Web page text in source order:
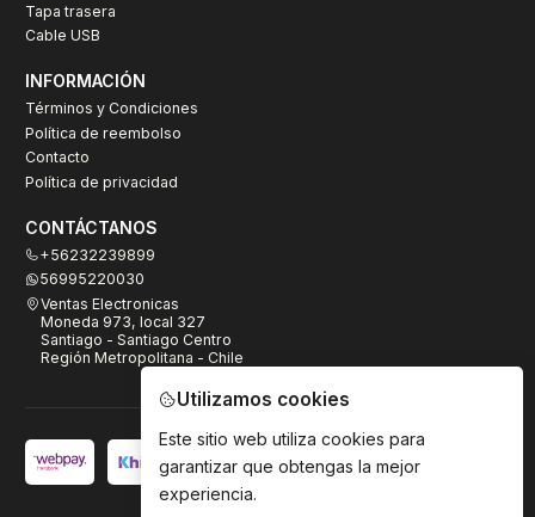
Tapa trasera
Cable USB
INFORMACIÓN
Términos y Condiciones
Política de reembolso
Contacto
Política de privacidad
CONTÁCTANOS
+56232239899
56995220030
Ventas Electronicas
Moneda 973, local 327
Santiago - Santiago Centro
Región Metropolitana - Chile
Utilizamos cookies
Este sitio web utiliza cookies para
garantizar que obtengas la mejor
experiencia.